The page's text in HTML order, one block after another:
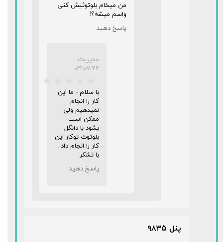
★★
من میخام بلوتوثیش کنی
واسم میشه؟!
پاسخ دهید
مدیریت |
۰۳/۰۷/۲۶
با سلام - ما این
کار را انجام
نمیدهیم ولی
ممکن است
بشود با دانگل
بلوتوث توکار این
کار را انجام داد .
با تشکر
پاسخ دهید
پنل ۹۸۳۵